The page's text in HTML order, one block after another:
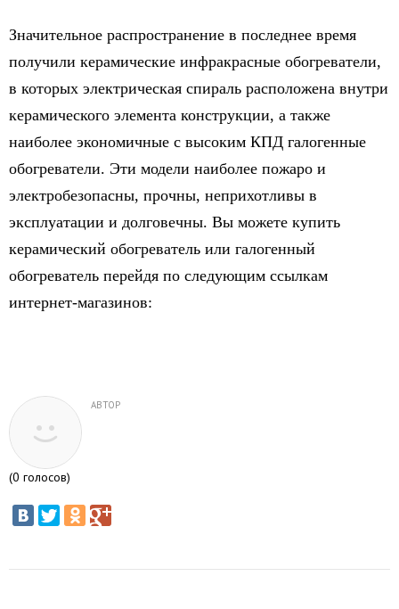
Значительное распространение в последнее время
получили керамические инфракрасные обогреватели,
в которых электрическая спираль расположена внутри
керамического элемента конструкции, а также
наиболее экономичные с высоким КПД галогенные
обогреватели. Эти модели наиболее пожаро и
электробезопасны, прочны, неприхотливы в
эксплуатации и долговечны. Вы можете купить
керамический обогреватель или галогенный
обогреватель перейдя по следующим ссылкам
интернет-магазинов:
АВТОР
(0 голосов)